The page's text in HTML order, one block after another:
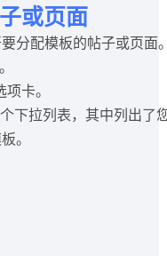
或页面
分配模板的帖子或页面
卡。
下拉列表，其中列出
。